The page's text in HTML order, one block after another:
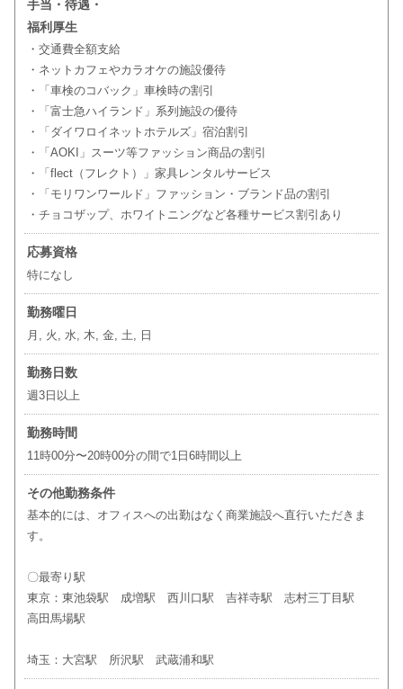
手当・待遇・
福利厚生
・交通費全額支給
・ネットカフェやカラオケの施設優待
・「車検のコバック」車検時の割引
・「富士急ハイランド」系列施設の優待
・「ダイワロイネットホテルズ」宿泊割引
・「AOKI」スーツ等ファッション商品の割引
・「flect（フレクト）」家具レンタルサービス
・「モリワンワールド」ファッション・ブランド品の割引
・チョコザップ、ホワイトニングなど各種サービス割引あり
応募資格
特になし
勤務曜日
月, 火, 水, 木, 金, 土, 日
勤務日数
週3日以上
勤務時間
11時00分〜20時00分の間で1日6時間以上
その他勤務条件
基本的には、オフィスへの出勤はなく商業施設へ直行いただきま
す。
〇最寄り駅
東京：東池袋駅 成増駅 西川口駅 吉祥寺駅 志村三丁目駅
高田馬場駅
埼玉：大宮駅 所沢駅 武蔵浦和駅